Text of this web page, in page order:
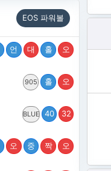
EOS 파워볼
언 대 홀 오
905 홀 오
BLUE 40 32
오 중 짝 오